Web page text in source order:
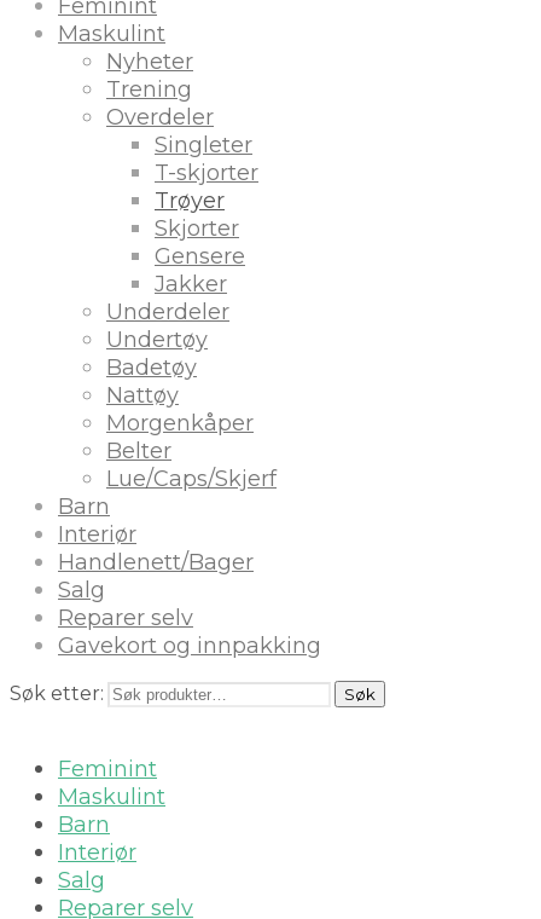
Feminint
Maskulint
Nyheter
Trening
Overdeler
Singleter
T-skjorter
Trøyer
Skjorter
Gensere
Jakker
Underdeler
Undertøy
Badetøy
Nattøy
Morgenkåper
Belter
Lue/Caps/Skjerf
Barn
Interiør
Handlenett/Bager
Salg
Reparer selv
Gavekort og innpakking
Søk etter: Søk
Feminint
Maskulint
Barn
Interiør
Salg
Reparer selv